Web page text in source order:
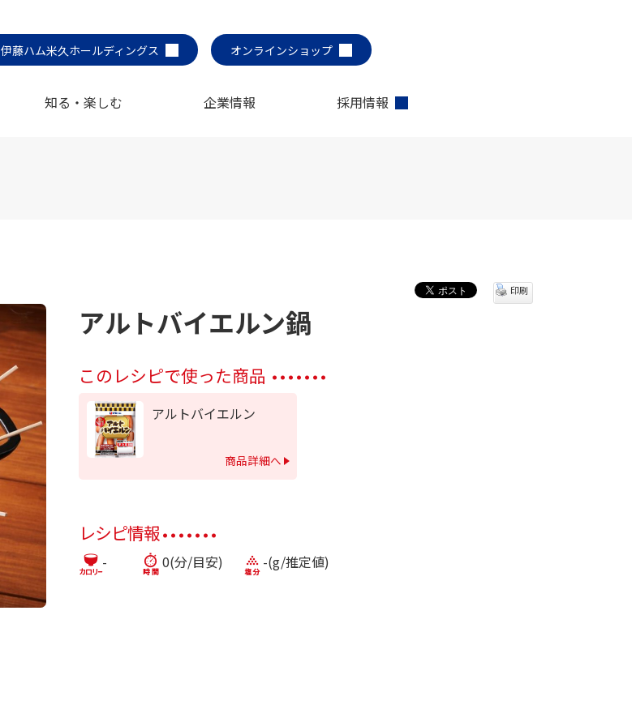
伊藤ハム米久ホールディングス
オンラインショップ
知る・楽しむ 企業情報 採用情報
アルトバイエルン鍋
印刷
このレシピで使った商品
アルトバイエルン
商品詳細へ
レシピ情報
- 0(分/目安) -(g/推定値)